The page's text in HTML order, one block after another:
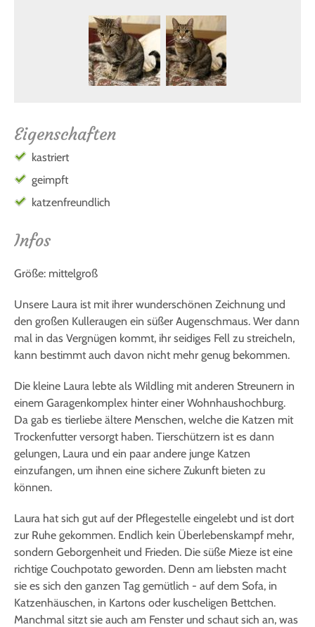
Eigenschaften
kastriert
geimpft
katzenfreundlich
Infos
Größe: mittelgroß
Unsere Laura ist mit ihrer wunderschönen Zeichnung und
den großen Kulleraugen ein süßer Augenschmaus. Wer dann
mal in das Vergnügen kommt, ihr seidiges Fell zu streicheln,
kann bestimmt auch davon nicht mehr genug bekommen.
Die kleine Laura lebte als Wildling mit anderen Streunern in
einem Garagenkomplex hinter einer Wohnhaushochburg.
Da gab es tierliebe ältere Menschen, welche die Katzen mit
Trockenfutter versorgt haben. Tierschützern ist es dann
gelungen, Laura und ein paar andere junge Katzen
einzufangen, um ihnen eine sichere Zukunft bieten zu
können.
Laura hat sich gut auf der Pflegestelle eingelebt und ist dort
zur Ruhe gekommen. Endlich kein Überlebenskampf mehr,
sondern Geborgenheit und Frieden. Die süße Mieze ist eine
richtige Couchpotato geworden. Denn am liebsten macht
sie es sich den ganzen Tag gemütlich - auf dem Sofa, in
Katzenhäuschen, in Kartons oder kuscheligen Bettchen.
Manchmal sitzt sie auch am Fenster und schaut sich an, was